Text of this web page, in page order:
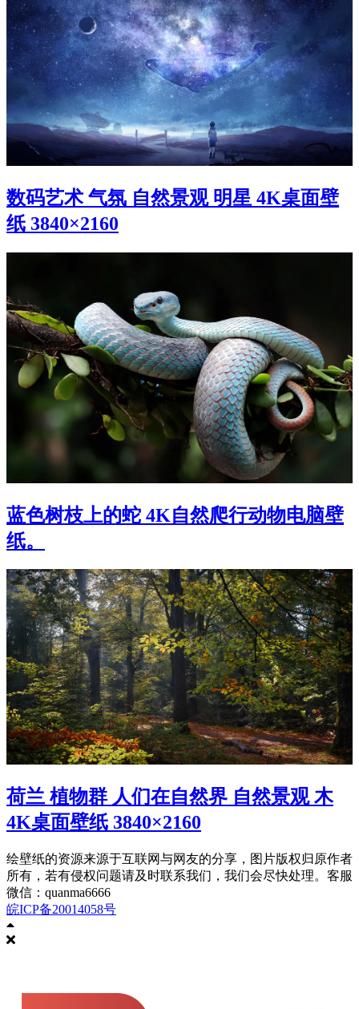
数码艺术 气氛 自然景观 明星 4K桌面壁
纸 3840×2160
蓝色树枝上的蛇 4K自然爬行动物电脑壁
纸。
荷兰 植物群 人们在自然界 自然景观 木
4K桌面壁纸 3840×2160
绘壁纸的资源来源于互联网与网友的分享，图片版权归原作者
所有，若有侵权问题请及时联系我们，我们会尽快处理。客服
微信：quanma6666
皖ICP备20014058号